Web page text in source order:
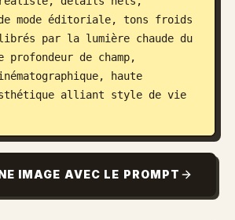
mode éditoriale, tons froids
par la lumière chaude du
de champ,
haute
alliant style de vie
IMAGE AVEC LE PROMPT